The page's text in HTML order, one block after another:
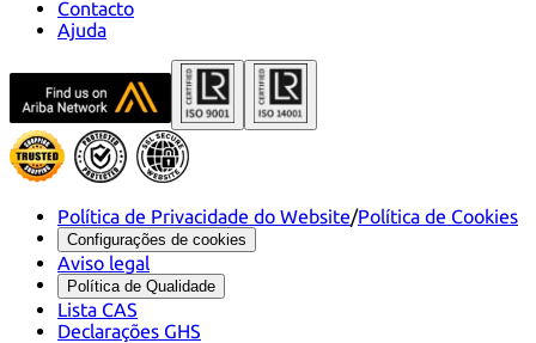
Contacto
Ajuda
Política de Privacidade do Website/Política de Cookies
Configurações de cookies
Aviso legal
Política de Qualidade
Lista CAS
Declarações GHS